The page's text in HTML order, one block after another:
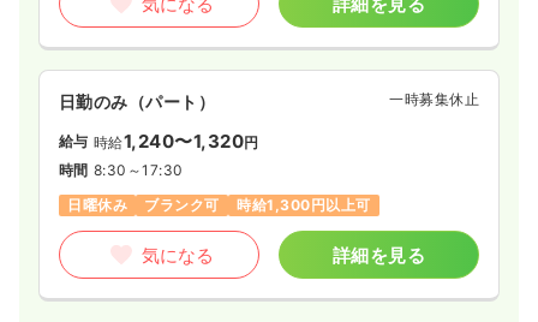
日勤のみ（パート） 一時募集休止
給与 時給1,240〜1,320円
時間 8:30～17:30
日曜休み
ブランク可 時給1,300円以上可
気になる 詳細を見る